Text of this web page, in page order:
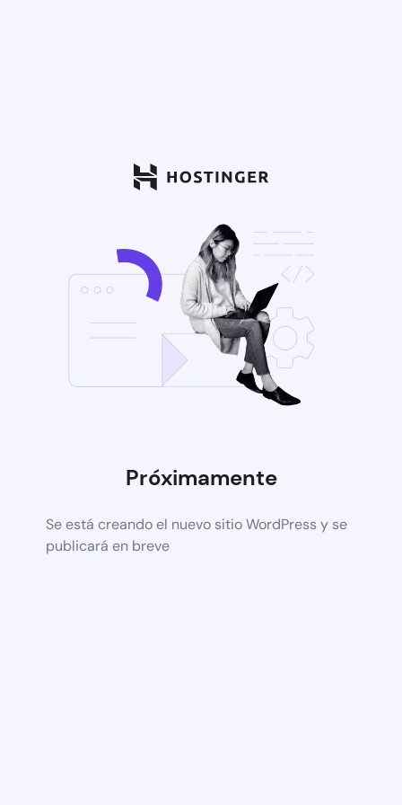
Próximamente
Se está creando el nuevo sitio WordPress y se
publicará en breve